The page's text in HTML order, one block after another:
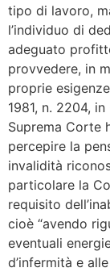
tipo di lavoro,
l’individuo di
adeguato
provvedere, in
proprie
1981, n. 2204,
Suprema Corte
percepire la
invalidità
particolare la
requisito
cioè “avendo
eventuali
d’infermità e